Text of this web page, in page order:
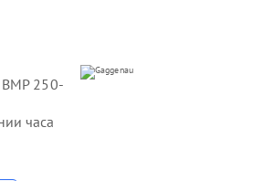
250-
часа